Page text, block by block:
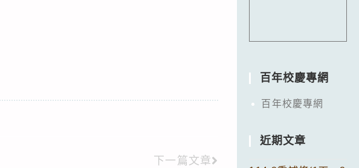
下一篇文章
百年校慶專網
百年校慶專網
近期文章